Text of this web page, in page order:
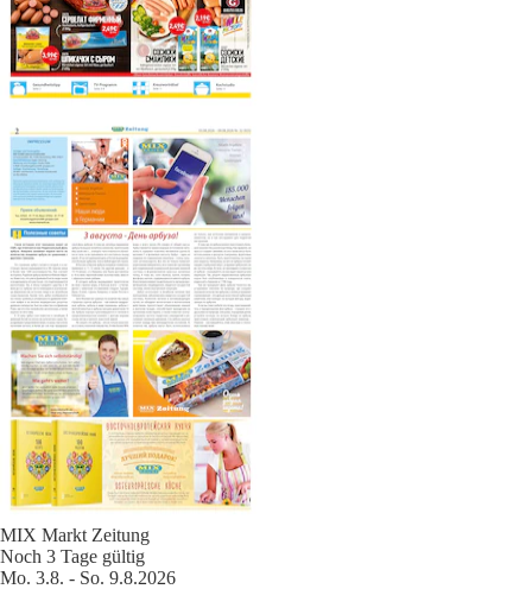
MIX Markt Zeitung
Noch 3 Tage gültig
Mo. 3.8. - So. 9.8.2026